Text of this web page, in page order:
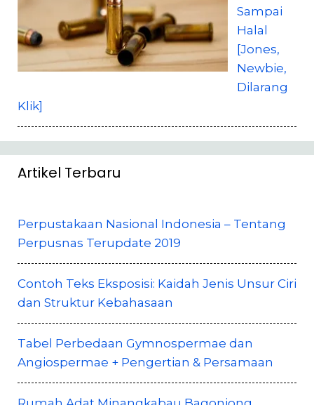
Sampai
Halal
[Jones,
Newbie,
Dilarang
Klik]
Artikel Terbaru
Perpustakaan Nasional Indonesia – Tentang
Perpusnas Terupdate 2019
Contoh Teks Eksposisi: Kaidah Jenis Unsur Ciri
dan Struktur Kebahasaan
Tabel Perbedaan Gymnospermae dan
Angiospermae + Pengertian & Persamaan